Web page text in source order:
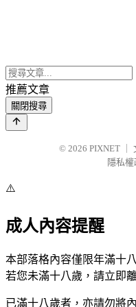
推薦文章
關閉搜尋
© 2026 PIXNET
隱私
⚠️
成人內容提醒
本部落格內容僅限年滿十
若您未滿十八歲，請立即
已滿十八歲者，亦請勿將